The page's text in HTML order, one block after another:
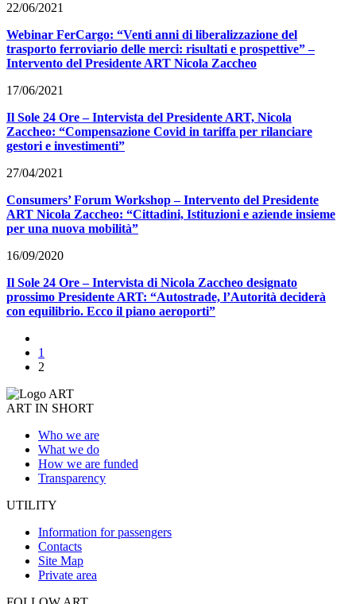
22/06/2021
Webinar FerCargo: “Venti anni di liberalizzazione del
trasporto ferroviario delle merci: risultati e prospettive” –
Intervento del Presidente ART Nicola Zaccheo
17/06/2021
Il Sole 24 Ore – Intervista del Presidente ART, Nicola
Zaccheo: “Compensazione Covid in tariffa per rilanciare
gestori e investimenti”
27/04/2021
Consumers’ Forum Workshop – Intervento del Presidente
ART Nicola Zaccheo: “Cittadini, Istituzioni e aziende insieme
per una nuova mobilità”
16/09/2020
Il Sole 24 Ore – Intervista di Nicola Zaccheo designato
prossimo Presidente ART: “Autostrade, l’Autorità deciderà
con equilibrio. Ecco il piano aeroporti”
1
2
ART IN SHORT
Who we are
What we do
How we are funded
Transparency
UTILITY
Information for passengers
Contacts
Site Map
Private area